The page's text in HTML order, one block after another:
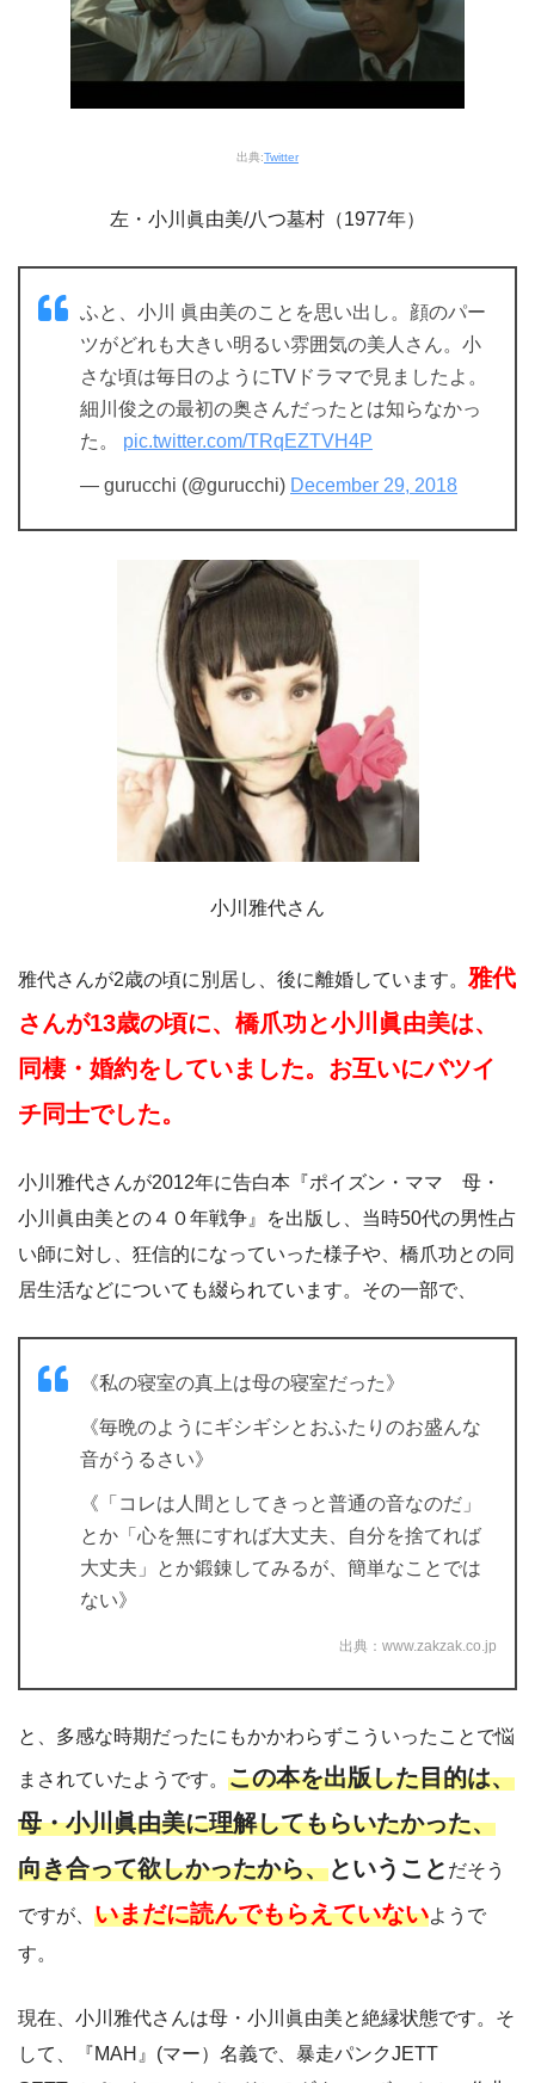
出典:Twitter
左・小川眞由美/八つ墓村（1977年）
ふと、小川 眞由美のことを思い出し。顔のパー
ツがどれも大きい明るい雰囲気の美人さん。小
さな頃は毎日のようにTVドラマで見ましたよ。
細川俊之の最初の奥さんだったとは知らなかっ
た。 pic.twitter.com/TRqEZTVH4P
— gurucchi (@gurucchi) December 29, 2018
小川雅代さん
雅代さんが2歳の頃に別居し、後に離婚しています。 雅代
さんが13歳の頃に、橋爪功と小川眞由美は、
同棲・婚約をしていました。お互いにバツイ
チ同士でした。
小川雅代さんが2012年に告白本『ポイズン・ママ 母・
小川眞由美との４０年戦争』を出版し、当時50代の男性占
い師に対し、狂信的になっていった様子や、橋爪功との同
居生活などについても綴られています。その一部で、
《私の寝室の真上は母の寝室だった》
《毎晩のようにギシギシとおふたりのお盛んな
音がうるさい》
《「コレは人間としてきっと普通の音なのだ」
とか「心を無にすれば大丈夫、自分を捨てれば
大丈夫」とか鍛錬してみるが、簡単なことでは
ない》
出典：www.zakzak.co.jp
と、多感な時期だったにもかかわらずこういったことで悩
まされていたようです。 この本を出版した目的は、
母・小川眞由美に理解してもらいたかった、
向き合って欲しかったから、ということ だそう
ですが、 いまだに読んでもらえていないようで
す。
現在、小川雅代さんは母・小川眞由美と絶縁状態です。そ
して、『MAH』(マー）名義で、暴走パンクJETT